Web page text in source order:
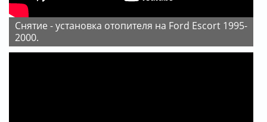
Снятие - установка отопителя на Ford Escort 1995-
2000.